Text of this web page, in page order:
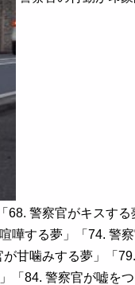
68. 警察官がキスす
嘩する夢」「74. 警
甘噛みする夢」「
「84. 警察官が嘘を